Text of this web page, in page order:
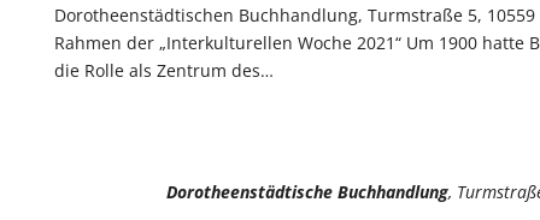
Dorotheenstädtischen Buchhandlung, Turmstraße 5,
Rahmen der „Interkulturellen Woche 2021“ Um 1900 hatte
die Rolle als Zentrum des…
Dorotheenstädtische Buchhandlung,